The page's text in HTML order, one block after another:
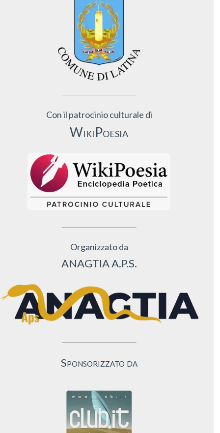
Con il patrocinio culturale di
WikiPoesia
Organizzato da
ANAGTIA A.P.S.
Sponsorizzato da